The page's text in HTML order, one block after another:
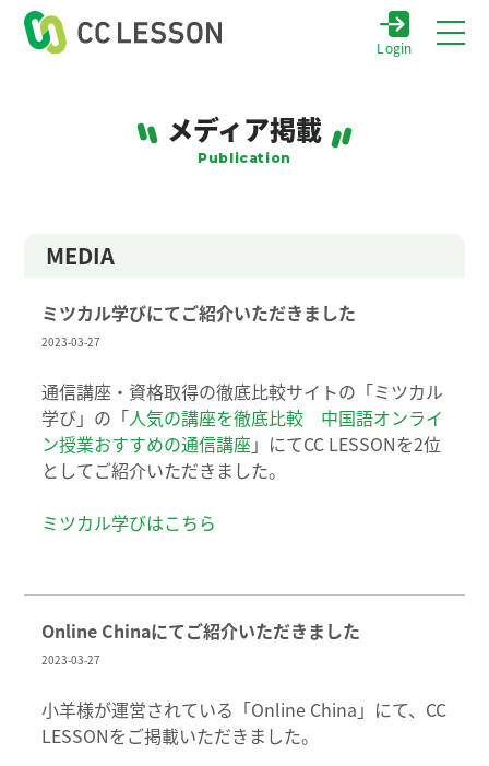
Login
メディア掲載
Publication
MEDIA
ミツカル学びにてご紹介いただきました
2023-03-27
通信講座・資格取得の徹底比較サイトの「ミツカル
学び」の「人気の講座を徹底比較 中国語オンライ
ン授業おすすめの通信講座」にてCC LESSONを2位
としてご紹介いただきました。
ミツカル学びはこちら
Online Chinaにてご紹介いただきました
2023-03-27
小羊様が運営されている「Online China」にて、CC
LESSONをご掲載いただきました。